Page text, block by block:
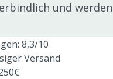
und werden
8,3/10
Versand